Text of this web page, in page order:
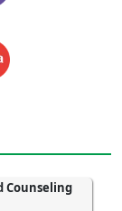
Counseling